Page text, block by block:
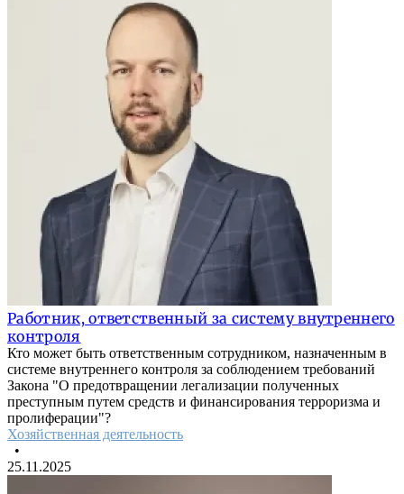
Работник, ответственный за систему внутреннего
контроля
Кто может быть ответственным сотрудником, назначенным в
системе внутреннего контроля за соблюдением требований
Закона "О предотвращении легализации полученных
преступным путем средств и финансирования терроризма и
пролиферации"?
Хозяйственная деятельность
•
25.11.2025